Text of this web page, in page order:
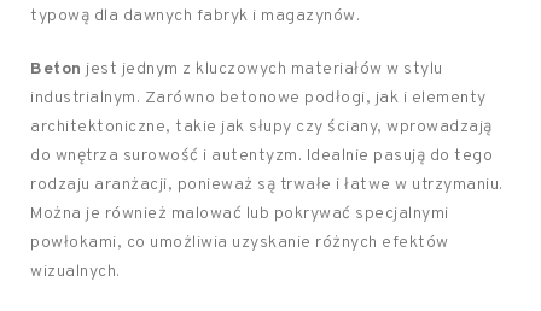
typową dla dawnych fabryk i magazynów.
Beton jest jednym z kluczowych materiałów w stylu
industrialnym. Zarówno betonowe podłogi, jak i elementy
architektoniczne, takie jak słupy czy ściany, wprowadzają
do wnętrza surowość i autentyzm. Idealnie pasują do tego
rodzaju aranżacji, ponieważ są trwałe i łatwe w utrzymaniu.
Można je również malować lub pokrywać specjalnymi
powłokami, co umożliwia uzyskanie różnych efektów
wizualnych.